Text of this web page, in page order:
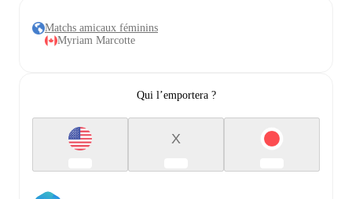
Matchs amicaux féminins
Myriam Marcotte
Qui l’emportera ?
X